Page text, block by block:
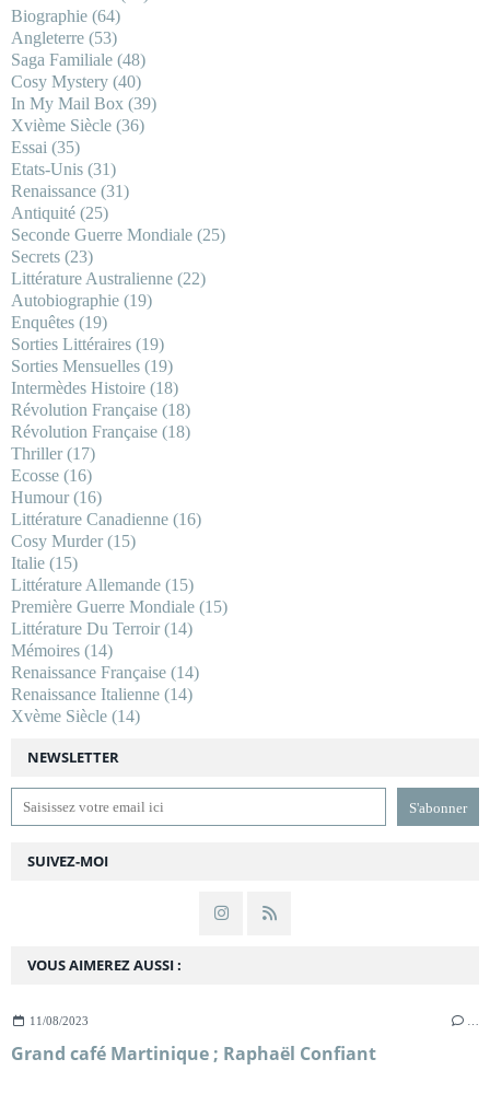
NEWSLETTER
SUIVEZ-MOI
VOUS AIMEREZ AUSSI :
11/08/2023
Grand café Martinique ; Raphaël Confiant
Biographie (64)
Angleterre (53)
Saga Familiale (48)
Cosy Mystery (40)
In My Mail Box (39)
Xvième Siècle (36)
Essai (35)
Etats-Unis (31)
Renaissance (31)
Antiquité (25)
Seconde Guerre Mondiale (25)
Secrets (23)
Littérature Australienne (22)
Autobiographie (19)
Enquêtes (19)
Sorties Littéraires (19)
Sorties Mensuelles (19)
Intermèdes Histoire (18)
Révolution Française (18)
Révolution Française (18)
Thriller(17)
Ecosse (16)
Humour(16)
Littérature Canadienne (16)
Cosy Murder(15)
Italie (15)
Littérature Allemande (15)
Première Guerre Mondiale (15)
Littérature Du Terroir(14)
Mémoires (14)
Renaissance Française (14)
Renaissance Italienne (14)
Xvème Siècle (14)